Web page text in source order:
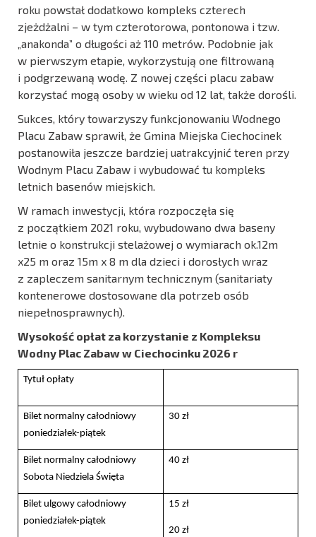
roku powstał dodatkowo kompleks czterech
zjeżdżalni – w tym czterotorowa, pontonowa i tzw.
„anakonda” o długości aż 110 metrów. Podobnie jak
w pierwszym etapie, wykorzystują one filtrowaną
i podgrzewaną wodę. Z nowej części placu zabaw
korzystać mogą osoby w wieku od 12 lat, także dorośli.
Sukces, który towarzyszy funkcjonowaniu Wodnego
Placu Zabaw sprawił, że Gmina Miejska Ciechocinek
postanowiła jeszcze bardziej uatrakcyjnić teren przy
Wodnym Placu Zabaw i wybudować tu kompleks
letnich basenów miejskich.
W ramach inwestycji, która rozpoczęła się
z początkiem 2021 roku, wybudowano dwa baseny
letnie o konstrukcji stelażowej o wymiarach ok.12m
x25 m oraz 15m x 8 m dla dzieci i dorosłych wraz
z zapleczem sanitarnym technicznym (sanitariaty
kontenerowe dostosowane dla potrzeb osób
niepełnosprawnych).
Wysokość opłat za korzystanie z Kompleksu
Wodny Plac Zabaw w Ciechocinku 2026 r
Tytuł opłaty
Bilet normalny całodniowy
poniedziałek-piątek
30 zł
Bilet normalny całodniowy
Sobota Niedziela Święta
40 zł
Bilet ulgowy całodniowy
poniedziałek-piątek
15 zł
20 zł